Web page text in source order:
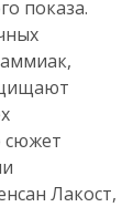
показа.
сюжет
Лакост,